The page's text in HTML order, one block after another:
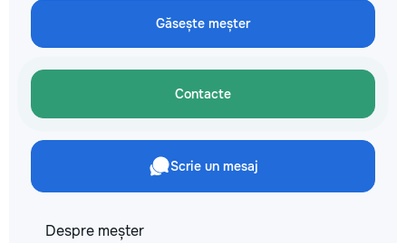
не включается? Не спешите
покупать новую! Спасем ваш
бюджет.
Găsește meșter
Contacte
Scrie un mesaj
Despre meșter